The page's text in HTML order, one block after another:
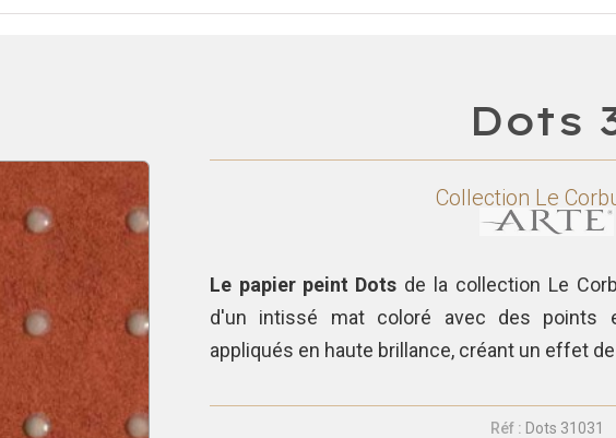
Dots
Collection Le
Le papier peint Dots de la collection Le
d'un intissé mat coloré avec des points
appliqués en haute brillance, créant un effet
Réf : Dots 31031